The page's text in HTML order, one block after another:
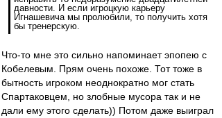
давности. И если игроцкую карьеру
Игнашевича мы пролюбили, то получить хотя
бы тренерскую.
Что-то мне это сильно напоминает эпопею с
Кобелевым. Прям очень похоже. Тот тоже в
бытность игроком неоднократно мог стать
Спартаковцем, но злобные мусора так и не
дали ему этого сделать)) Потом даже выиграл